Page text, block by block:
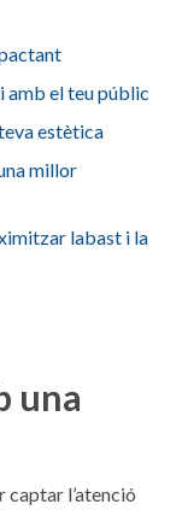
amb el⁢ teu públic
estètica
millor
labast i la
una
l’atenció